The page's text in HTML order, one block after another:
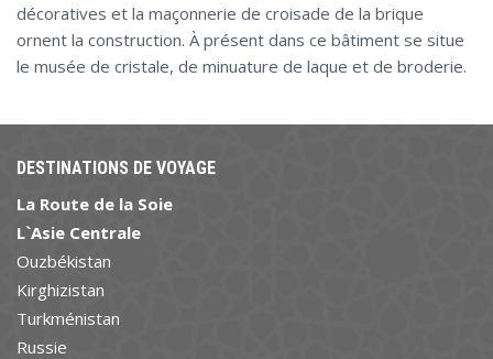
décoratives et la maçonnerie de croisade de la brique
ornent la construction. À présent dans ce bâtiment se situe
le musée de cristale, de minuature de laque et de broderie.
DESTINATIONS DE VOYAGE
La Route de la Soie
L`Asie Centrale
Ouzbékistan
Kirghizistan
Turkménistan
Russie